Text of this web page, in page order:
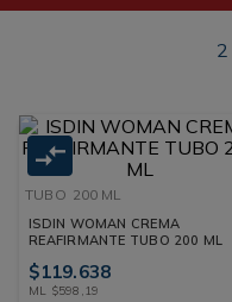
2
TUBO 200 ML
ISDIN WOMAN CREMA
REAFIRMANTE TUBO 200 ML
$119.638
ML $598 ,19